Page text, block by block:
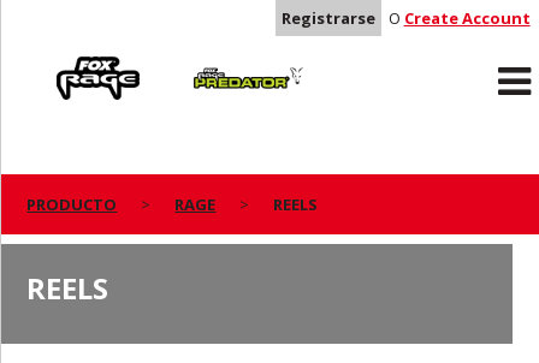
Registrarse O Create Account
Predator
PRODUCTO RAGE REELS
REELS